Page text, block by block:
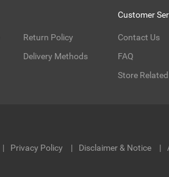
Return Policy
Delivery Methods
Customer
Contact Us
FAQ
Store Related
Privacy Policy Disclaimer & Notice